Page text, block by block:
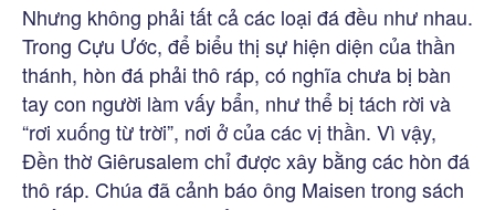
Nhưng không phải tất cả các loại đá đều như nhau.
Trong Cựu Ước, để biểu thị sự hiện diện của thần
thánh, hòn đá phải thô ráp, có nghĩa chưa bị bàn
tay con người làm vấy bẩn, như thể bị tách rời và
“rơi xuống từ trời”, nơi ở của các vị thần. Vì vậy,
Đền thờ Giêrusalem chỉ được xây bằng các hòn đá
thô ráp. Chúa đã cảnh báo ông Maisen trong sách